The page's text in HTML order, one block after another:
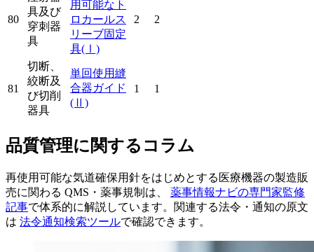
80
具及び
穿刺器
具
用可能なト
ロカールス
リーブ固定
具(Ⅰ)
2 2
81
切断、
絞断及
び切削
器具
単回使用縫
合器ガイド
(Ⅱ)
1 1
品質管理に関するコラム
再使用可能な気道確保用針をはじめとする医療機器の製造販
売に関わる QMS・薬事規制は、 薬事情報ナビの専門家監修
記事で体系的に解説しています。関連する法令・通知の原文
は 法令通知検索ツールで確認できます。